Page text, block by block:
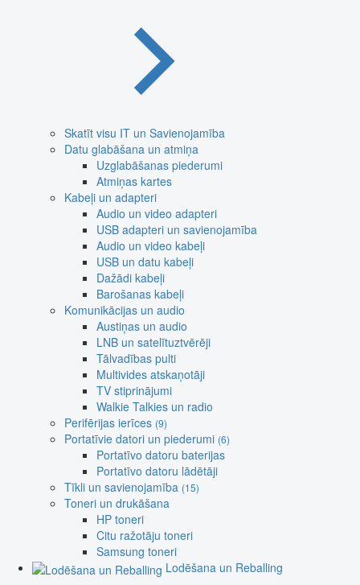
Skatīt visu IT un Savienojamība
Datu glabāšana un atmiņa
Uzglabāšanas piederumi
Atmiņas kartes
Kabeļi un adapteri
Audio un video adapteri
USB adapteri un savienojamība
Audio un video kabeļi
USB un datu kabeļi
Dažādi kabeļi
Barošanas kabeļi
Komunikācijas un audio
Austiņas un audio
LNB un satelītuztvērēji
Tālvadības pulti
Multivides atskaņotāji
TV stiprinājumi
Walkie Talkies un radio
Perifērijas ierīces (9)
Portatīvie datori un piederumi (6)
Portatīvo datoru baterijas
Portatīvo datoru lādētāji
Tīkli un savienojamība (15)
Toneri un drukāšana
HP toneri
Citu ražotāju toneri
Samsung toneri
Lodēšana un Reballing